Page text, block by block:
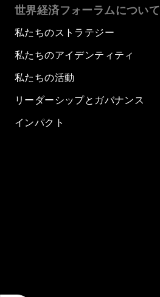
世界経済フォーラムについて
私たちのストラテジー
私たちのアイデンティティ
私たちの活動
リーダーシップとガバナンス
インパクト